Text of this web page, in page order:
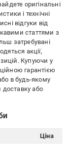
оригінальні
і технічні
відгуки від
статтями з
затребувані
акції,
Купуючи у
гарантією
в будь-якому
або
Ціна